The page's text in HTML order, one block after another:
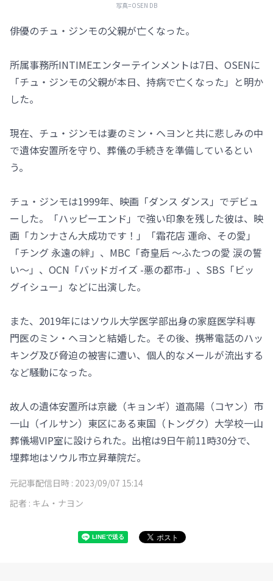
写真=OSEN DB
俳優のチュ・ジンモの父親が亡くなった。
所属事務所INTIMEエンターテインメントは7日、OSENに
「チュ・ジンモの父親が本日、持病で亡くなった」と明か
した。
現在、チュ・ジンモは妻のミン・ヘヨンと共に悲しみの中
で遺体安置所を守り、葬儀の手続きを準備しているとい
う。
チュ・ジンモは1999年、映画「ダンス ダンス」でデビュ
ーした。「ハッピーエンド」で強い印象を残した彼は、映
画「カンナさん大成功です！」「霜花店 運命、その愛」
「チング 永遠の絆」、MBC「奇皇后 ～ふたつの愛 涙の誓
い～」、OCN「バッドガイズ -悪の都市-」、SBS「ビッ
グイシュー」などに出演した。
また、2019年にはソウル大学医学部出身の家庭医学科専
門医のミン・ヘヨンと結婚した。その後、携帯電話のハッ
キング及び脅迫の被害に遭い、個人的なメールが流出する
など騒動になった。
故人の遺体安置所は京畿（キョンギ）道高陽（コヤン）市
一山（イルサン）東区にある東国（トングク）大学校一山
葬儀場VIP室に設けられた。出棺は9日午前11時30分で、
埋葬地はソウル市立昇華院だ。
元記事配信日時 : 2023/09/07 15:14
記者 : キム・ナヨン